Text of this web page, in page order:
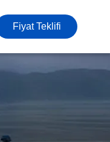
Fiyat Teklifi